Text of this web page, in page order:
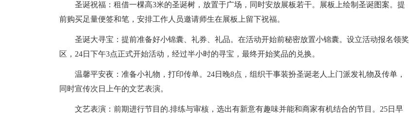
圣诞祝福：租借一棵高3米的圣诞树，放置于广场，同时安放展板若干。展板上绘制圣诞图案。提
前购买足量便签和笔，安排工作人员邀请师生在展板上留下祝福。
圣诞大寻宝：提前准备好小锦囊、礼券、礼品。在活动开始前秘密放置小锦囊。设立活动报名领奖
区，24日下午3点正式开始活动，经过半小时的寻宝，最终开始奖品的兑换。
温馨平安夜：准备小礼物，打印传单。24日晚8点，组织干事装扮圣诞老人上门派发礼物及传单，
同时宣传次日上午的文艺表演。
文艺表演：前期进行节目的.排练与审核，选出有新意有趣味并能和商家有机结合的节目。25日早